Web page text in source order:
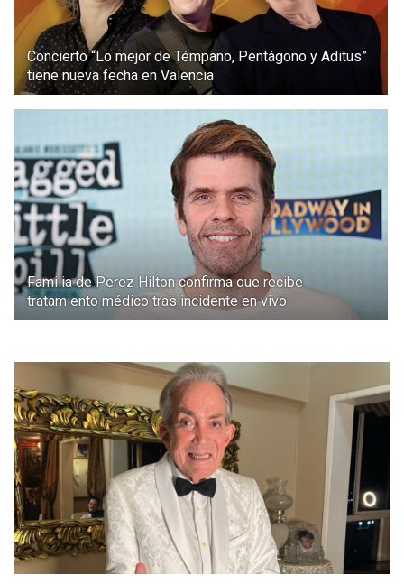
Concierto “Lo mejor de Témpano, Pentágono y Aditus”
tiene nueva fecha en Valencia
Familia de Perez Hilton confirma que recibe
tratamiento médico tras incidente en vivo